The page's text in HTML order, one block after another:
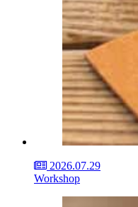
2026.07.29
Workshop